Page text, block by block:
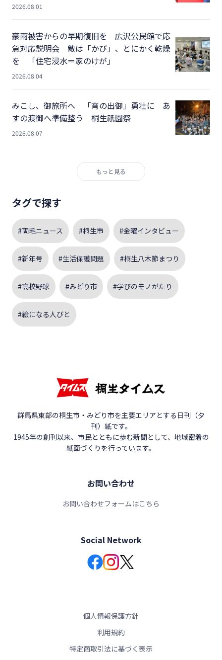
2026.08.01
豪雨被害からの早期復旧を 広沢公民館で応
急対応説明会 敵は「かび」、とにかく乾燥
を 「住宅浸水＝家のけが」
2026.08.04
みこし、御旅所へ 「宵の出御」勇壮に あ
すの渡御へ準備整う 桐生祇園祭
2026.08.07
もっと見る
タグで探す
#両毛ニュース #桐生市 #金曜インタビュー
#新年号 #生活保護問題 #桐生八木節まつり
#高校野球 #みどり市 #学びのモノがたり
#絵になる人びと
群馬県東部の桐生市・みどり市を主要エリアとする日刊（夕
刊）紙です。
1945年の創刊以来、市民とともに歩む新聞として、地域密着の
紙面づくりを行っています。
お問い合わせ
お問い合わせフォームはこちら
Social Network
個人情報保護方針
利用規約
特定商取引法に基づく表示